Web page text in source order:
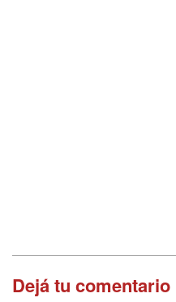
Dejá tu comentario